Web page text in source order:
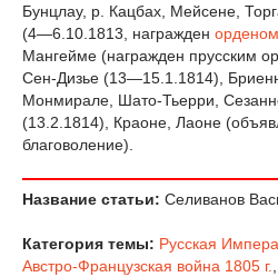
Бунцлау, р. Кацбах, Мейсене,
(4—6.10.1813, награжден
Мангейме (награжден прусским
Сен-Дизье (13—15.1.1814),
Монмирале, Шато-Тьерри,
(13.2.1814), Краоне, Лаоне
благоволение).
Название статьи: Селиванов
Категория темы: Русская
Австро-Французская война 1805 г.